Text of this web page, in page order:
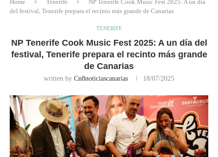
Home Tenerife
NP Tenerife Cook Music Fest 2025: A un día
del festival, Tenerife prepara el recinto más grande de Canarias
TENERIFE
NP Tenerife Cook Music Fest 2025: A un día del
festival, Tenerife prepara el recinto más grande
de Canarias
written by Cn8noticiascanarias 18/07/2025